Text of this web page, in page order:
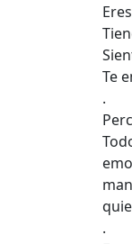
Te
.
.